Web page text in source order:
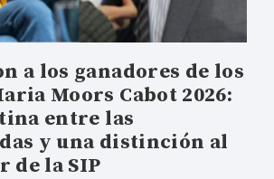
a los ganadores de los
Moors Cabot 2026:
entre las
y una distinción al
de la SIP